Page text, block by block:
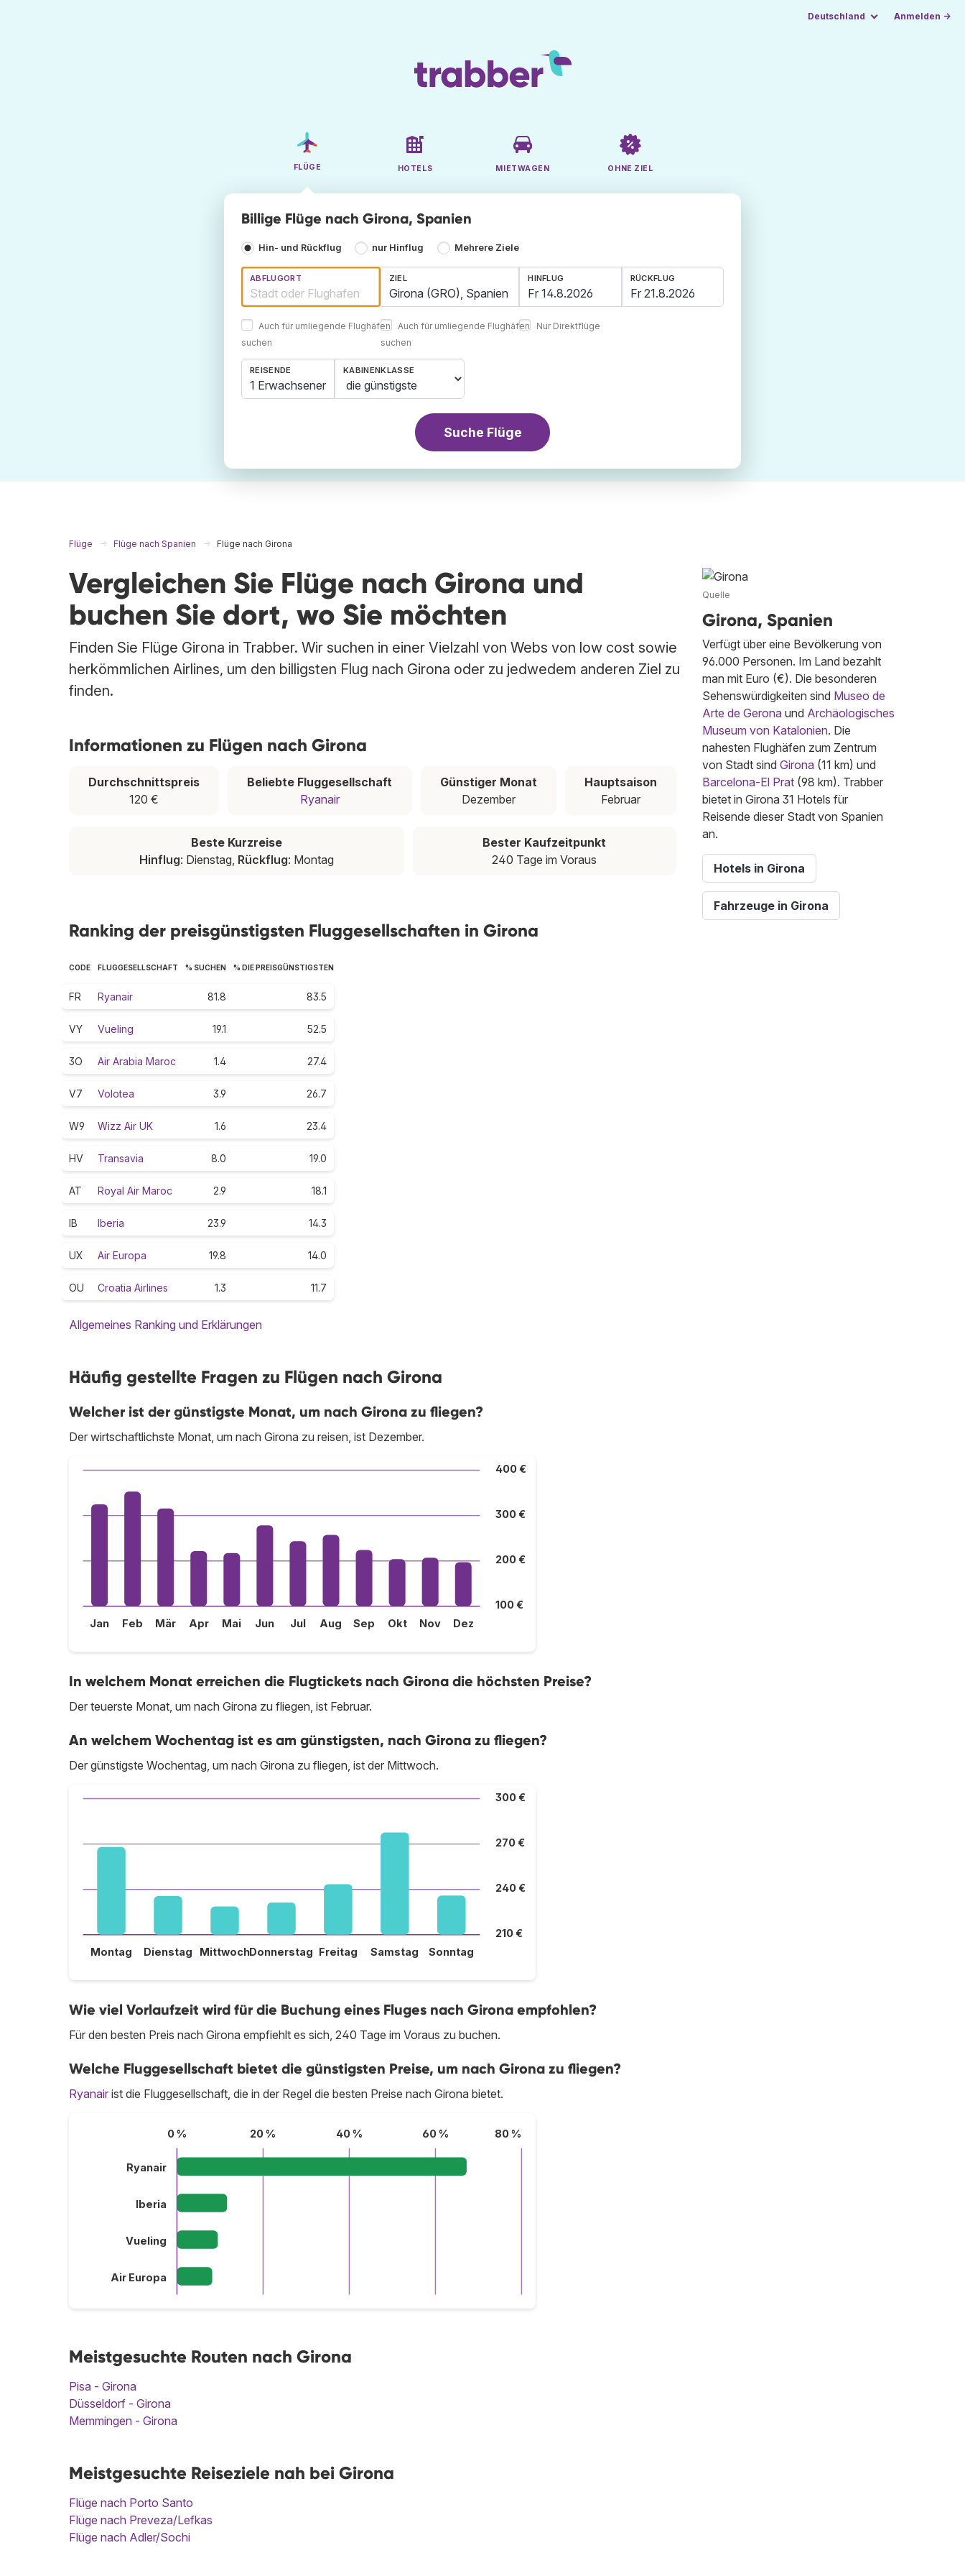
Deutschland Anmelden →
FLÜGE HOTELS MIETWAGEN OHNE ZIEL
Billige Flüge nach Girona, Spanien
Hin- und Rückflug nur Hinflug Mehrere Ziele
ABFLUGORT
Auch für umliegende Flughäfen
suchen
ZIEL
Auch für umliegende Flughäfen
suchen
HINFLUG RÜCKFLUG
Nur Direktflüge
REISENDE
1 Erwachsener
KABINENKLASSE
Suche Flüge
Flüge Flüge nach Spanien Flüge nach Girona
Vergleichen Sie Flüge nach Girona und
buchen Sie dort, wo Sie möchten
Finden Sie Flüge Girona in Trabber. Wir suchen in einer Vielzahl von Webs von low cost sowie
herkömmlichen Airlines, um den billigsten Flug nach Girona oder zu jedwedem anderen Ziel zu
finden.
Informationen zu Flügen nach Girona
Durchschnittspreis
120 €
Beliebte Fluggesellschaft
Ryanair
Günstiger Monat
Dezember
Hauptsaison
Februar
Beste Kurzreise
Hinflug: Dienstag, Rückflug: Montag
Bester Kaufzeitpunkt
240 Tage im Voraus
Ranking der preisgünstigsten Fluggesellschaften in Girona
CODE FLUGGESELLSCHAFT % SUCHEN % DIE PREISGÜNSTIGSTEN
FR Ryanair 81.8 83.5
VY Vueling 19.1 52.5
3O Air Arabia Maroc 1.4 27.4
V7 Volotea 3.9 26.7
W9 Wizz Air UK 1.6 23.4
HV Transavia 8.0 19.0
AT Royal Air Maroc 2.9 18.1
IB Iberia 23.9 14.3
UX Air Europa 19.8 14.0
OU Croatia Airlines 1.3 11.7
Allgemeines Ranking und Erklärungen
Häufig gestellte Fragen zu Flügen nach Girona
Welcher ist der günstigste Monat, um nach Girona zu fliegen?
Der wirtschaftlichste Monat, um nach Girona zu reisen, ist Dezember.
100 €
200 €
300 €
400 €
Jan Feb Mär Apr Mai Jun Jul Aug Sep Okt Nov Dez
In welchem Monat erreichen die Flugtickets nach Girona die höchsten Preise?
Der teuerste Monat, um nach Girona zu fliegen, ist Februar.
An welchem Wochentag ist es am günstigsten, nach Girona zu fliegen?
Der günstigste Wochentag, um nach Girona zu fliegen, ist der Mittwoch.
210 €
240 €
270 €
300 €
Montag Dienstag MittwochDonnerstag Freitag Samstag Sonntag
Wie viel Vorlaufzeit wird für die Buchung eines Fluges nach Girona empfohlen?
Für den besten Preis nach Girona empfiehlt es sich, 240 Tage im Voraus zu buchen.
Welche Fluggesellschaft bietet die günstigsten Preise, um nach Girona zu fliegen?
Ryanair ist die Fluggesellschaft, die in der Regel die besten Preise nach Girona bietet.
0 % 20 % 40 % 60 % 80 %
Ryanair
Iberia
Vueling
Air Europa
Meistgesuchte Routen nach Girona
Pisa - Girona
Düsseldorf - Girona
Memmingen - Girona
Meistgesuchte Reiseziele nah bei Girona
Flüge nach Porto Santo
Flüge nach Preveza/Lefkas
Flüge nach Adler/Sochi
Quelle
Girona, Spanien
Verfügt über eine Bevölkerung von
96.000 Personen. Im Land bezahlt
man mit Euro (€). Die besonderen
Sehenswürdigkeiten sind Museo de
Arte de Gerona und Archäologisches
Museum von Katalonien. Die
nahesten Flughäfen zum Zentrum
von Stadt sind Girona (11 km) und
Barcelona-El Prat (98 km). Trabber
bietet in Girona 31 Hotels für
Reisende dieser Stadt von Spanien
an.
Hotels in Girona
Fahrzeuge in Girona